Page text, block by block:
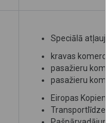
Speciālā
kravas
pasažieru
pasažieru
Eiropas